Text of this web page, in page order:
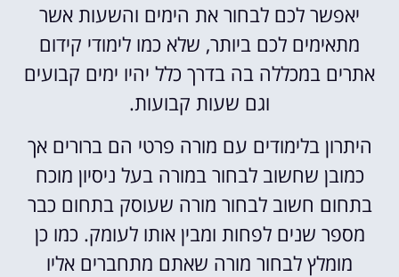
יאפשר לכם לבחור את הימים והשעות אשר
מתאימים לכם ביותר, שלא כמו לימודי קידום
אתרים במכללה בה בדרך כלל יהיו ימים קבועים
וגם שעות קבועות.
היתרון בלימודים עם מורה פרטי הם ברורים אך
כמובן שחשוב לבחור במורה בעל ניסיון מוכח
בתחום חשוב לבחור מורה שעוסק בתחום כבר
מספר שנים לפחות ומבין אותו לעומק. כמו כן
מומלץ לבחור מורה שאתם מתחברים אליו